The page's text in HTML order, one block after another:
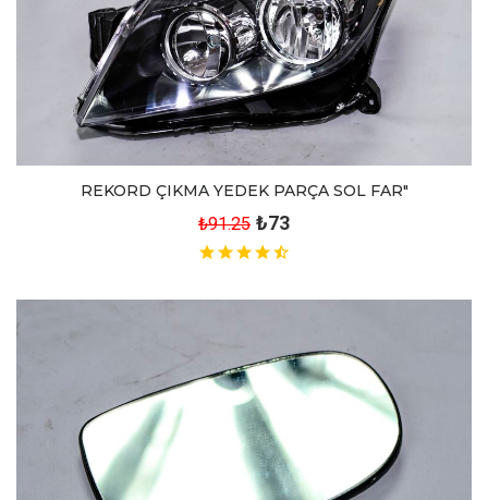
REKORD ÇIKMA YEDEK PARÇA SOL FAR"
₺91.25 ₺73